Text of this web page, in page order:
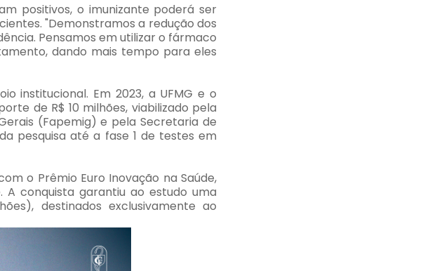
positivos, o imunizante poderá ser
"Demonstramos a redução dos
Pensamos em utilizar o fármaco
dando mais tempo para eles
institucional. Em 2023, a UFMG e o
de R$ 10 milhões, viabilizado pela
(Fapemig) e pela Secretaria de
pesquisa até a fase 1 de testes em
o Prêmio Euro Inovação na Saúde,
A conquista garantiu ao estudo uma
destinados exclusivamente ao